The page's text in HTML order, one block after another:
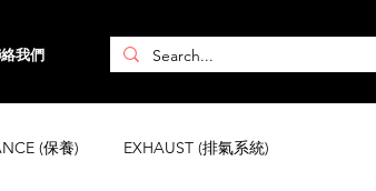
我們
(保養) EXHAUST (排氣系統)